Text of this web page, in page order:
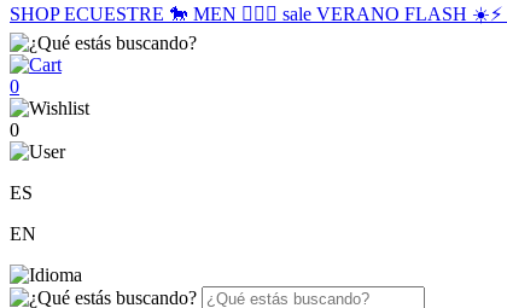
SHOPECUESTRE 🐎 MEN 🙋🏽‍♂️ sale VERANO FLASH ☀️⚡️
0
0
ES
EN